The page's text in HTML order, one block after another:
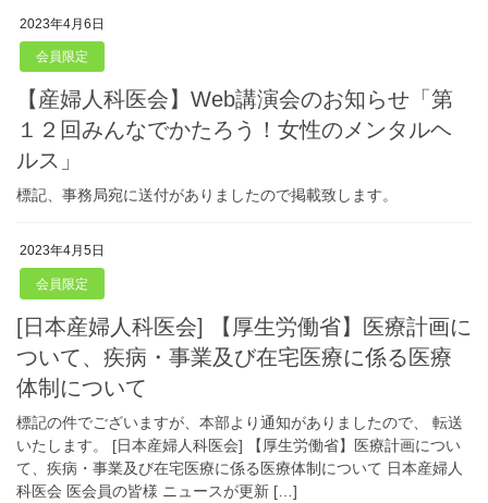
2023年4月6日
会員限定
【産婦人科医会】Web講演会のお知らせ「第
１２回みんなでかたろう！女性のメンタルヘ
ルス」
標記、事務局宛に送付がありましたので掲載致します。
2023年4月5日
会員限定
[日本産婦人科医会] 【厚生労働省】医療計画に
ついて、疾病・事業及び在宅医療に係る医療
体制について
標記の件でございますが、本部より通知がありましたので、 転送
いたします。 [日本産婦人科医会] 【厚生労働省】医療計画につい
て、疾病・事業及び在宅医療に係る医療体制について 日本産婦人
科医会 医会員の皆様 ニュースが更新 […]